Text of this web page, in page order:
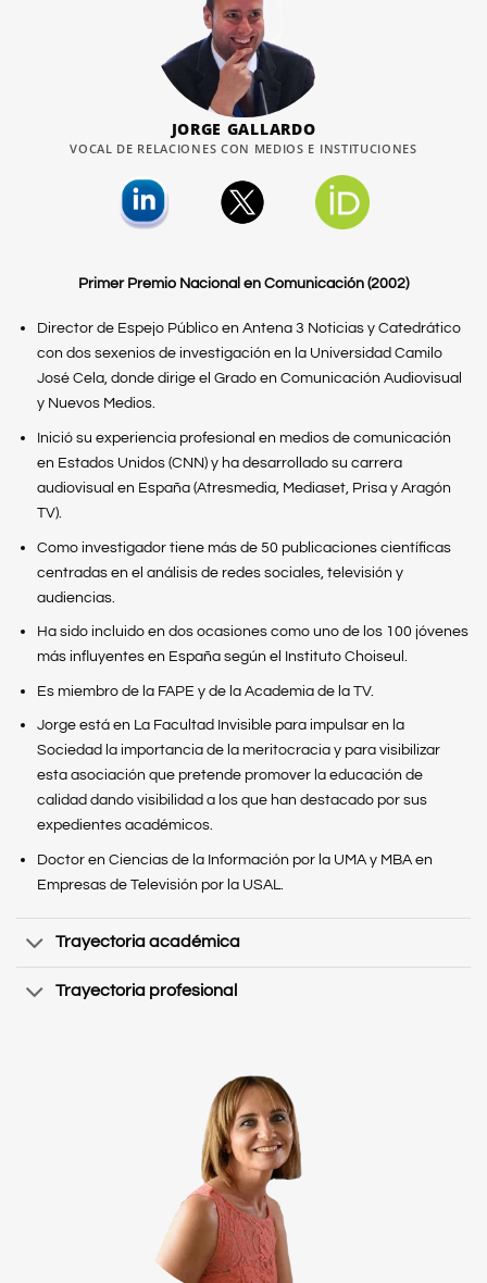
JORGE GALLARDO
VOCAL DE RELACIONES CON MEDIOS E INSTITUCIONES
Primer Premio Nacional en Comunicación (2002)
Director de Espejo Público en Antena 3 Noticias y Catedrático
con dos sexenios de investigación en la Universidad Camilo
José Cela, donde dirige el Grado en Comunicación Audiovisual
y Nuevos Medios.
Inició su experiencia profesional en medios de comunicación
en Estados Unidos (CNN) y ha desarrollado su carrera
audiovisual en España (Atresmedia, Mediaset, Prisa y Aragón
TV).
Como investigador tiene más de 50 publicaciones científicas
centradas en el análisis de redes sociales, televisión y
audiencias.
Ha sido incluido en dos ocasiones como uno de los 100 jóvenes
más influyentes en España según el Instituto Choiseul.
Es miembro de la FAPE y de la Academia de la TV.
Jorge está en La Facultad Invisible para impulsar en la
Sociedad la importancia de la meritocracia y para visibilizar
esta asociación que pretende promover la educación de
calidad dando visibilidad a los que han destacado por sus
expedientes académicos.
Doctor en Ciencias de la Información por la UMA y MBA en
Empresas de Televisión por la USAL.
Trayectoria académica
Trayectoria profesional